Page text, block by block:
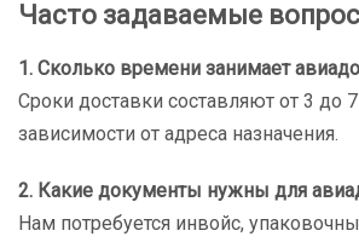
Часто задаваемые
1. Сколько времени занимает
Сроки доставки составляют от 3 до
зависимости от адреса назначения.
2. Какие документы нужны для
Нам потребуется инвойс,